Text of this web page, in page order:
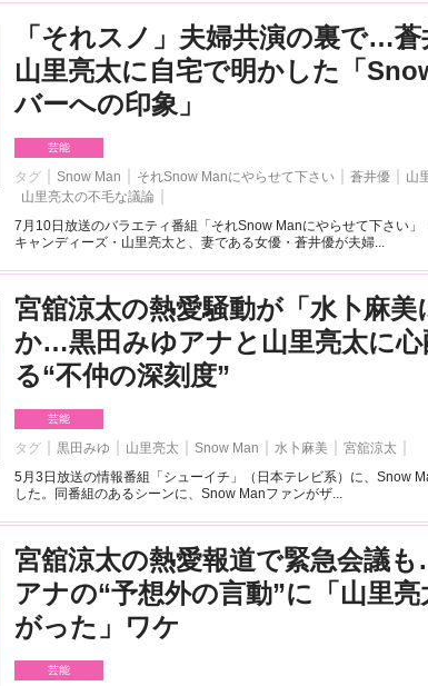
「それスノ」夫婦共演の裏で…蒼
山里亮太に自宅で明かした「
バーへの印象」
芸能
タグ Snow Man それSnow Manにやらせて下さい 蒼井優
山
山里亮太の不毛な議論
7月10日放送のバラエティ番組「それSnow Manにやらせて下さい」
キャンディーズ・山里亮太と、妻である女優・蒼井優が夫婦...
宮舘涼太の熱愛騒動が「水卜麻美
か…黒田みゆアナと山里亮太に
る“不仲の深刻度”
芸能
タグ 黒田みゆ 山里亮太 Snow Man 水卜麻美
宮舘涼太
5月3日放送の情報番組「シューイチ」（日本テレビ系）に、Snow
した。同番組のあるシーンに、Snow Manファンがザ...
宮舘涼太の熱愛報道で緊急会議
アナの“予想外の言動”に「山里
がった」ワケ
芸能